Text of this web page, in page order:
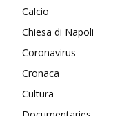
Calcio
Chiesa di Napoli
Coronavirus
Cronaca
Cultura